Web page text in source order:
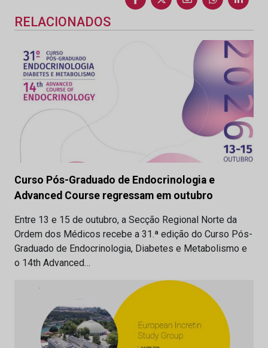
RELACIONADOS
Curso Pós-Graduado de Endocrinologia e
Advanced Course regressam em outubro
Entre 13 e 15 de outubro, a Secção Regional Norte da
Ordem dos Médicos recebe a 31.ª edição do Curso Pós-
Graduado de Endocrinologia, Diabetes e Metabolismo e
o 14th Advanced…